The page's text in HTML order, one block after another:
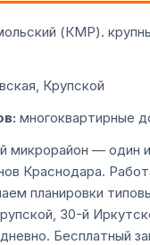
(КМР).
Крупской
многоквартирные
микрорайон — один
Краснодара.
планировки
30-й
Бесплатный